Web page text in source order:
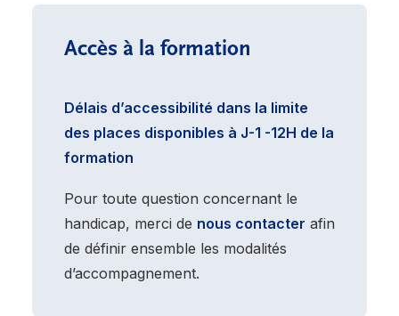
Accès à la formation
Délais d’accessibilité dans la limite
des places disponibles à J-1 -12H de la
formation
Pour toute question concernant le
handicap, merci de nous contacter afin
de définir ensemble les modalités
d’accompagnement.